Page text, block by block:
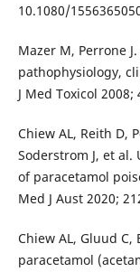
10.1080/
Mazer M, Perrone
pathophysiology,
J Med Toxicol
Chiew AL, Reith D,
Soderstrom J, et
of paracetamol
Med J Aust 2020;
Chiew AL, Gluud
paracetamol